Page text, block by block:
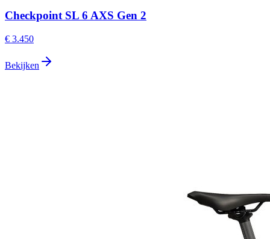
Checkpoint SL 6 AXS Gen 2
€ 3.450
Bekijken